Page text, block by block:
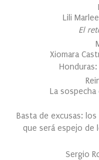
Lili
El
Xiomara
La
Basta de excusas:
que será espejo de
Sergio